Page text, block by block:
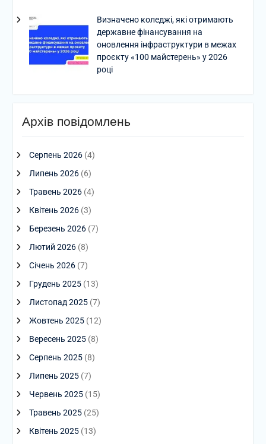
Визначено коледжі, які отримають
державне фінансування на
оновлення інфраструктури в межах
проєкту «100 майстерень» у 2026
році
Архів повідомлень
Серпень 2026(4)
Липень 2026(6)
Травень 2026(4)
Квітень 2026(3)
Березень 2026(7)
Лютий 2026(8)
Січень 2026(7)
Грудень 2025(13)
Листопад 2025(7)
Жовтень 2025(12)
Вересень 2025(8)
Серпень 2025(8)
Липень 2025(7)
Червень 2025(15)
Травень 2025(25)
Квітень 2025(13)